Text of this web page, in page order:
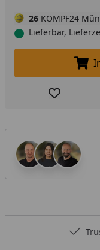
26 KÖMPF24
Lieferbar,
Produkt